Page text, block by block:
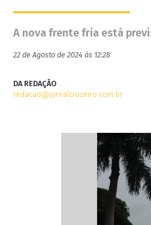
A nova frente fria está
22 de Agosto de 2024 às 12:28
DA REDAÇÃO
redacao@jornalcruzeiro.com.br